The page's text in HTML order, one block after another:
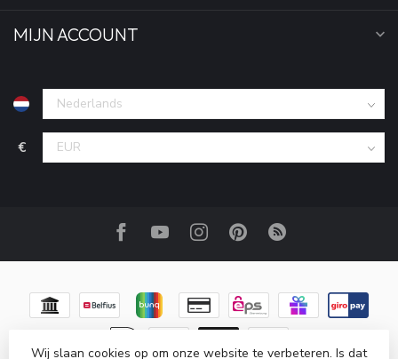
MIJN ACCOUNT
€
Wij slaan cookies op om onze website te verbeteren. Is dat